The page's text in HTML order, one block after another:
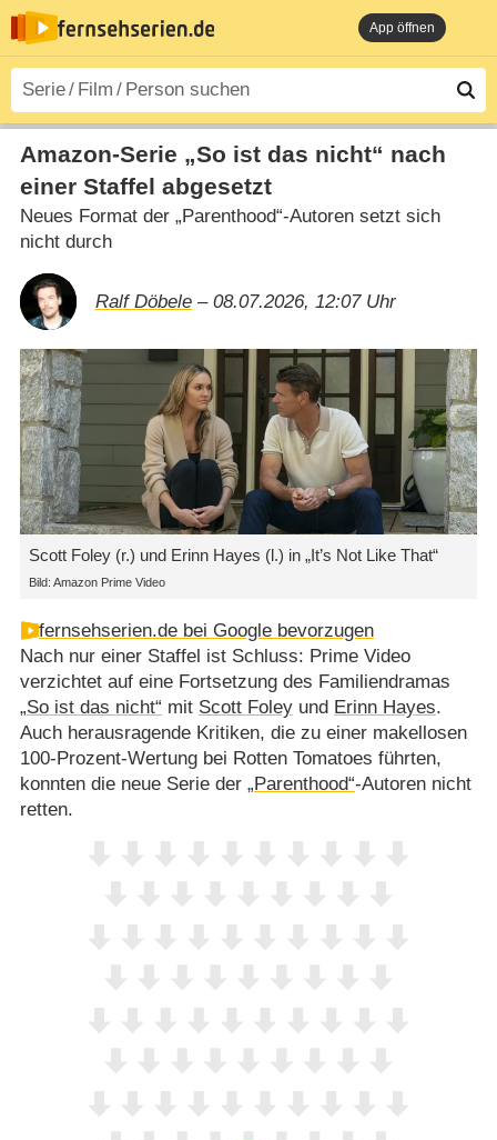
App öffnen
Amazon-Serie „So ist das nicht“ nach
einer Staffel abgesetzt
Neues Format der „Parenthood“-Autoren setzt sich
nicht durch
Ralf Döbele– 08.07.2026, 12:07 Uhr
Scott Foley (r.) und Erinn Hayes (l.) in „It’s Not Like That“
Bild: Amazon Prime Video
fernsehserien.de bei Google bevorzugen
Nach nur einer Staffel ist Schluss: Prime Video
verzichtet auf eine Fortsetzung des Familiendramas
„So ist das nicht“ mit Scott Foleyund Erinn Hayes.
Auch herausragende Kritiken, die zu einer makellosen
100-Prozent-Wertung bei Rotten Tomatoes führten,
konnten die neue Serie der „Parenthood“-Autoren nicht
retten.